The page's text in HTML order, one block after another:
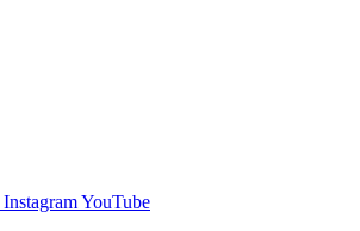
InstagramYouTube